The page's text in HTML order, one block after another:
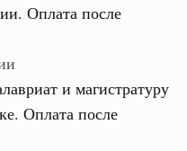
Оплата после
и магистратуру
Оплата после